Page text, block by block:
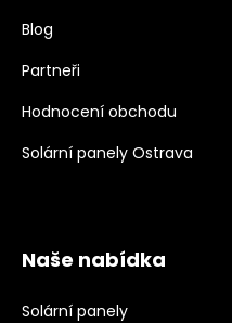
Blog
Partneři
Hodnocení obchodu
Solární panely Ostrava
Naše nabídka
Solární panely